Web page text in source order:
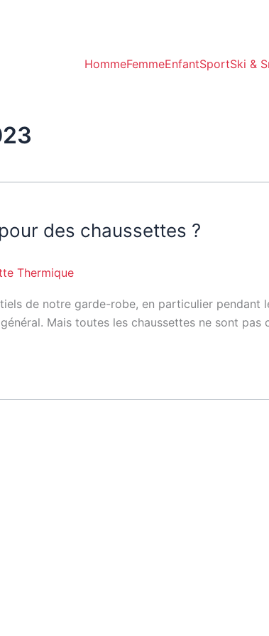
HommeFemmeEnfantSportSki &
des chaussettes ?
Thermique
de notre garde-robe, en particulier
Mais toutes les chaussettes ne sont